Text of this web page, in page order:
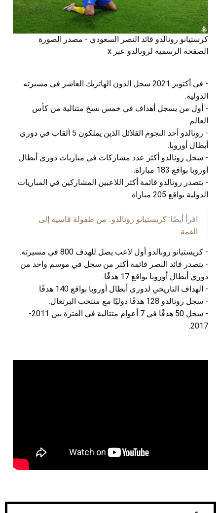
كرستيانو رونالدو قائد النصر السعودي - مصدر الصورة
الصفحة الرسمية لرونالدو عبر x
- في أكتوبر 2021 سجل الدون الهاتريك العاشر في مسيرته
الدولية.
- أول من يسجل أهداف في خمس نسخ متتالية من كأس
العالم.
- رونالدو أحد النجوم القلائل الذين يملكون 5 ألقاب في دوري
أبطال أوروبا.
- سجل رونالدو أكثر عدد مشاركات في مباريات دوري أبطال
أوروبا بواقع 183 مباراة.
- يتصدر رونالدو قائمة أكثر اللاعبين المشاركين في المباريات
الدولية بواقع 205 مباراة.
اقرأ أيضًا: كريستيانو رونالدو.. من طفولة قاسية إلى
القمة
- كريستيانو رونالدو أول لاعب يصل للهدف 800 في مسيرته.
- يتصدر قائد النصر قائمة أكثر من سجل في موسم واحد من
دوري أبطال أوروبا بواقع 17 هدفًا.
- الهداف التاريخي لدوري أبطال أوروبا بواقع 140 هدفًا.
- سجل رونالدو 128 هدفًا دوليًا مع منتخب البرتغال.
- سجل 50 هدفًا في 7 أعوام متتالية في الفترة بين 2011-
2017.